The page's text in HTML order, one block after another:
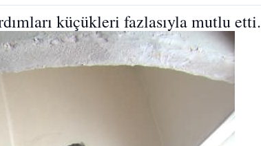
küçükleri fazlasıyla mutlu etti.